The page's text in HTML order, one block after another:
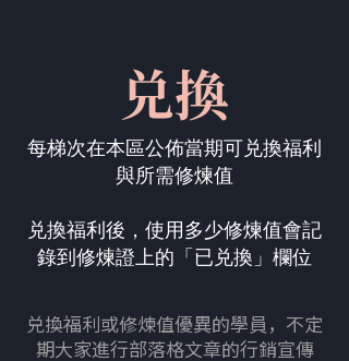
兑換
每梯次在本區公佈當期可兑換福利
與所需修煉值
兑換福利後，使用多少修煉值會記
錄到修煉證上的「已兑換」欄位
兑換福利或修煉值優異的學員，不定
期大家進行部落格文章的行銷宣傳